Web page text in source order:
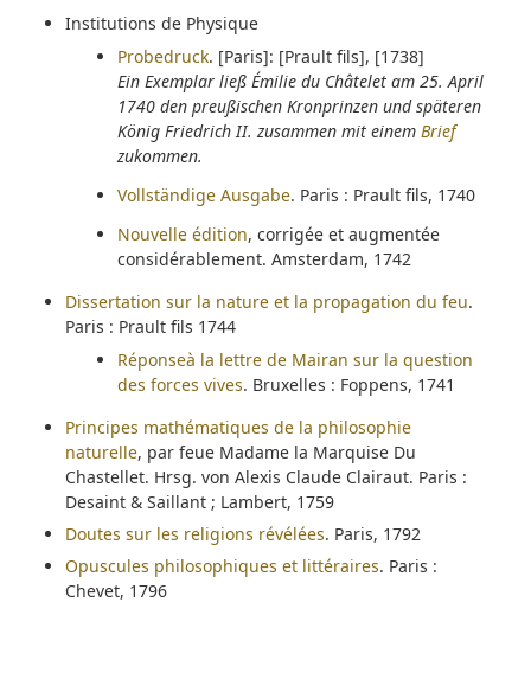
Institutions de Physique
Probedruck. [Paris]: [Prault fils], [1738]
Ein Exemplar ließ Émilie du Châtelet am 25. April
1740 den preußischen Kronprinzen und späteren
König Friedrich II. zusammen mit einem Brief
zukommen.
Vollständige Ausgabe. Paris : Prault fils, 1740
Nouvelle édition, corrigée et augmentée
considérablement. Amsterdam, 1742
Dissertation sur la nature et la propagation du feu.
Paris : Prault fils 1744
Réponseà la lettre de Mairan sur la question
des forces vives. Bruxelles : Foppens, 1741
Principes mathématiques de la philosophie
naturelle, par feue Madame la Marquise Du
Chastellet. Hrsg. von Alexis Claude Clairaut. Paris :
Desaint & Saillant ; Lambert, 1759
Doutes sur les religions révélées. Paris, 1792
Opuscules philosophiques et littéraires. Paris :
Chevet, 1796